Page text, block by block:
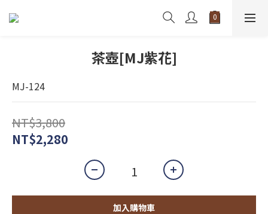
茶壺[MJ紫花]
MJ-124
NT$3,800
NT$2,280
加入購物車